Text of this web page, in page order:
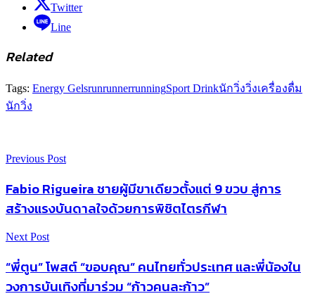
Twitter
Line
Related
Tags: Energy GelsrunrunnerrunningSport Drinkนักวิ่งวิ่งเครื่องดื่ม
นักวิ่ง
Previous Post
Fabio Rigueira ชายผู้มีขาเดียวตั้งแต่ 9 ขวบ สู่การ
สร้างแรงบันดาลใจด้วยการพิชิตไตรกีฬา
Next Post
“พี่ตูน” โพสต์ “ขอบคุณ” คนไทยทั่วประเทศ และพี่น้องใน
วงการบันเทิงที่มาร่วม “ก้าวคนละก้าว”